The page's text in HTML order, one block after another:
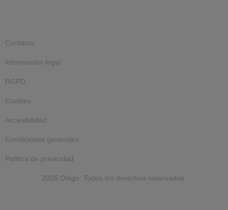
2026 Odigo. Todos los derechos reservados.
Contacto
Información legal
RGPD
Cookies
Accesibilidad
Condiciones generales
Política de privacidad